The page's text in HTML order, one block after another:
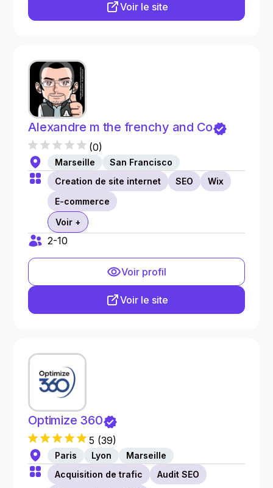
Voir le site
Alexandre m the frenchy and Co
(0)
Marseille
San Francisco
Creation de site internet
SEO
Wix
E-commerce
Voir +
2-10
Voir profil
Voir le site
Optimize 360
5 (39)
Paris Lyon
Marseille
Acquisition de trafic
Audit SEO